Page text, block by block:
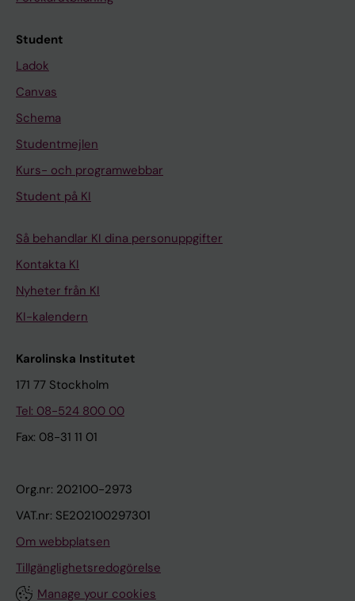
Student
Ladok
Canvas
Schema
Studentmejlen
Kurs- och programwebbar
Student på KI
Så behandlar KI dina personuppgifter
Kontakta KI
Nyheter från KI
KI-kalendern
Karolinska Institutet
171 77 Stockholm
Tel: 08-524 800 00
Fax: 08-31 11 01
Org.nr: 202100-2973
VAT.nr: SE202100297301
Om webbplatsen
Tillgänglighetsredogörelse
Manage your cookies